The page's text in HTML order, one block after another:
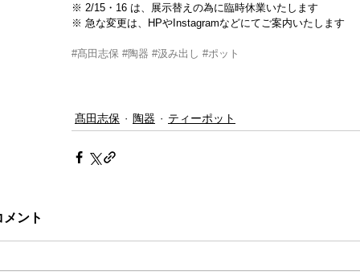
※ 2/15・16 は、展示替えの為に臨時休業いたします
※ 急な変更は、HPやInstagramなどにてご案内いたします
#髙田志保 #陶器 #汲み出し #ポット
髙田志保 陶器 ティーポット
メント